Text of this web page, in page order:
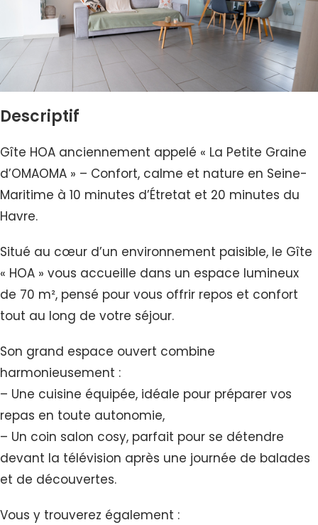
Descriptif
Gîte HOA anciennement appelé « La Petite Graine
d’OMAOMA » – Confort, calme et nature en Seine-
Maritime à 10 minutes d’Étretat et 20 minutes du
Havre.
Situé au cœur d’un environnement paisible, le Gîte
« HOA » vous accueille dans un espace lumineux
de 70 m², pensé pour vous offrir repos et confort
tout au long de votre séjour.
Son grand espace ouvert combine
harmonieusement :
– Une cuisine équipée, idéale pour préparer vos
repas en toute autonomie,
– Un coin salon cosy, parfait pour se détendre
devant la télévision après une journée de balades
et de découvertes.
Vous y trouverez également :